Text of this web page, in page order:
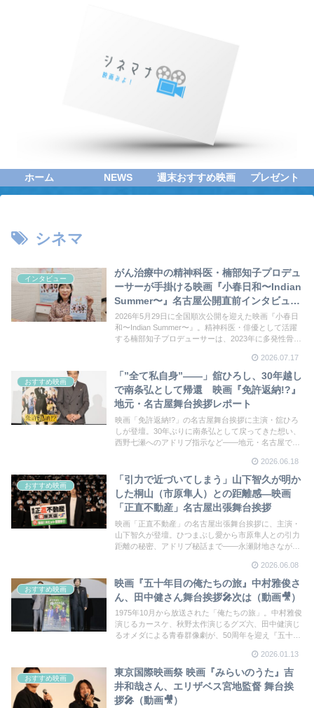
ホーム NEWS 週末おすすめ映画 プレゼント
シネマ
インタビュー
がん治療中の精神科医・楠部知子プロデュ
ーサーが手掛ける映画『小春日和〜Indian
Summer〜』名古屋公開直前インタビュー
（動画あり）
2026年5月29日に全国順次公開を迎えた映画『小春日
和〜Indian Summer〜』。精神科医・俳優として活躍
する楠部知子プロデューサーは、2023年に多発性骨髄
製作した。名古屋・シネマスコーレでの公開（7月25
日〜）を前に、シネマナが楠部知子プロデューサーに
独占インタビュー。
2026.07.17
おすすめ映画
「”全て私自身”——」舘ひろし、30年越し
で南条弘として帰還 映画『免許返納!?』
地元・名古屋舞台挨拶レポート
映画「免許返納!?」の名古屋舞台挨拶に主演・舘ひろ
しが登壇。30年ぶりに南条弘として戻ってきた想い、
西野七瀬へのアドリブ指示など——地元・名古屋でダ
2026.06.18
おすすめ映画
「引力で近づいてしまう」山下智久が明か
した桐山（市原隼人）との距離感—映画
「正直不動産」名古屋出張舞台挨拶
映画「正直不動産」の名古屋出張舞台挨拶に、主演・
山下智久が登壇。ひつまぶし愛から市原隼人との引力
距離の秘密、アドリブ秘話まで——永瀬財地さなが
2026.06.08
おすすめ映画
映画『五十年目の俺たちの旅』中村雅俊さ
ん、田中健さん舞台挨拶🎤次は（動画🎥）
1975年10月から放送された「俺たちの旅」。中村雅俊
演じるカースケ、秋野太作演じるグズ六、田中健演じ
るオメダによる青春群像劇が、50周年を迎え『五十年
監督も務めた中村雅俊さん、田中健さんが名古屋舞台
挨拶に登壇
2026.01.13
おすすめ映画
東京国際映画祭 映画『みらいのうた』吉
井和哉さん、エリザベス宮地監督 舞台挨
拶🎤（動画🎥）